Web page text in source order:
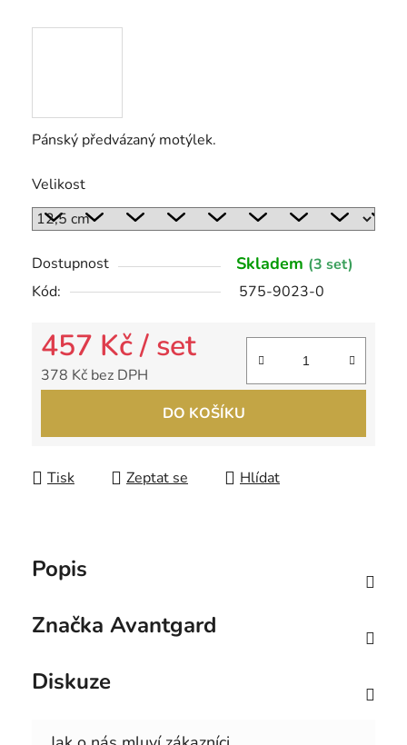
Pánský předvázaný motýlek.
Velikost
Dostupnost Skladem (3 set)
Kód:
575-9023-0
457 Kč/ set
378 Kč bez DPH
DO KOŠÍKU
Tisk Zeptat se Hlídat
Popis
Značka Avantgard
Diskuze